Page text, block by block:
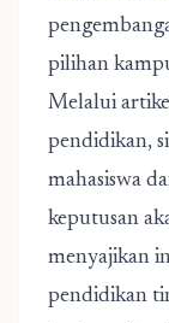
pilihan
Melalui
pendidikan,
mahasiswa
keputusan
menyajikan
pendidikan